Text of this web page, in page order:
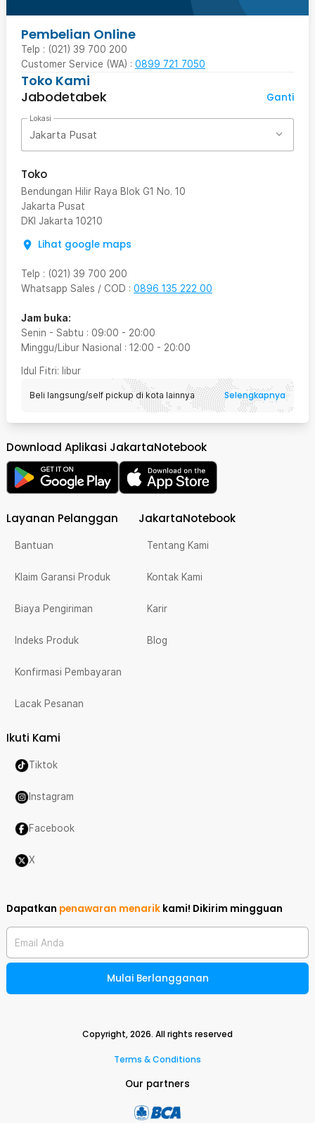
Pembelian Online
Telp : (021) 39 700 200
Customer Service (WA) : 0899 721 7050
Toko Kami
Jabodetabek
Ganti
Lokasi
Jakarta Pusat
Toko
Bendungan Hilir Raya Blok G1 No. 10
Jakarta Pusat
DKI Jakarta 10210
Lihat google maps
Telp : (021) 39 700 200
Whatsapp Sales / COD : 0896 135 222 00
Jam buka:
Senin - Sabtu : 09:00 - 20:00
Minggu/Libur Nasional : 12:00 - 20:00
Idul Fitri: libur
Beli langsung/self pickup di kota lainnya Selengkapnya
Download Aplikasi JakartaNotebook
Layanan Pelanggan
Bantuan
Klaim Garansi Produk
Biaya Pengiriman
Indeks Produk
Konfirmasi Pembayaran
Lacak Pesanan
JakartaNotebook
Tentang Kami
Kontak Kami
Karir
Blog
Ikuti Kami
Tiktok
Instagram
Facebook
X
Dapatkan penawaran menarik kami! Dikirim mingguan
Email Anda
Mulai Berlangganan
Copyright,2026. All rights reserved
Terms & Conditions
Our partners